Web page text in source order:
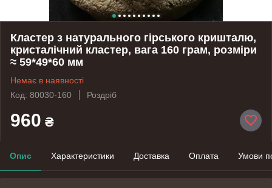
Кластер з натурального гірського кришталю,
кристалічний кластер, вага 160 грам, розміри
≈ 59*49*60 мм
Немає в наявності
Код: 80030-160
Роздріб
960 ₴
Опис Характеристики Доставка Оплата Умови